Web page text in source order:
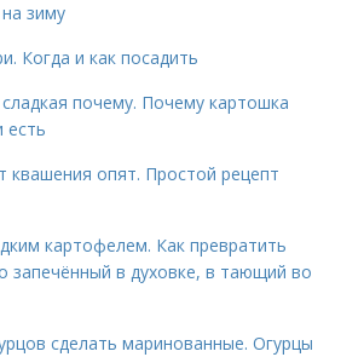
зиму
Когда и как посадить
почему. Почему картошка
есть
квашения опят. Простой рецепт
картофелем. Как превратить
запечённый в духовке, в тающий во
сделать маринованные. Огурцы